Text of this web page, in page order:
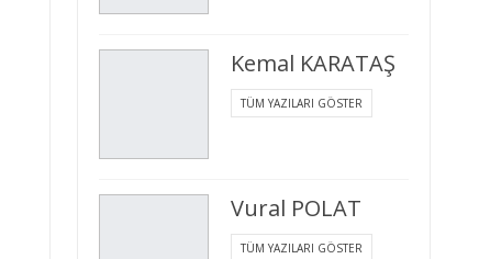
Kemal KARATAŞ
TÜM YAZILARI GÖSTER
Vural POLAT
TÜM YAZILARI GÖSTER